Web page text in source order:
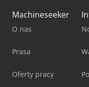
Machineseeker
O nas
Prasa
Oferty pracy